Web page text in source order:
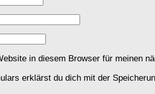
in diesem Browser für meinen
erklärst du dich mit der